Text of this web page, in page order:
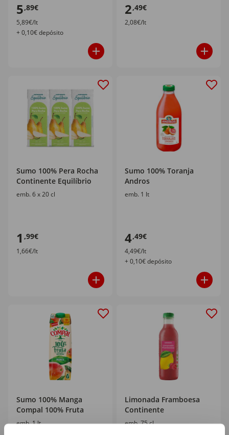
5,89€
5,89€/lt
+ 0,10€ depósito
2,49€
2,08€/lt
Sumo 100% Pera Rocha
Continente Equilíbrio
emb. 6 x 20 cl
1 ,99€
1,66€/lt
Sumo 100% Toranja
Andros
emb. 1 lt
4,49€
4,49€/lt
+ 0,10€ depósito
Sumo 100% Manga
Compal 100% Fruta
emb. 1 lt
Limonada Framboesa
Continente
emb. 75 cl